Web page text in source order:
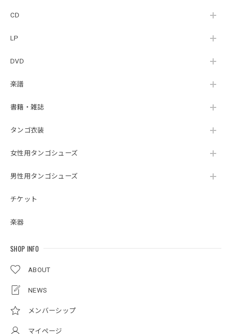
CD
LP
DVD
楽譜
書籍・雑誌
タンゴ衣装
女性用タンゴシューズ
男性用タンゴシューズ
チケット
楽器
SHOP INFO
ABOUT
NEWS
メンバーシップ
マイページ